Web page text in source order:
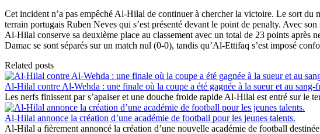
Cet incident n’a pas empêché Al-Hilal de continuer à chercher la victoire. Le sort du
terrain portugais Ruben Neves qui s’est présenté devant le point de penalty. Avec
Al-Hilal conserve sa deuxième place au classement avec un total de 23 points
Damac se sont séparés sur un match nul (0-0), tandis qu’Al-Ettifaq s’est imposé
Related posts
Al-Hilal contre Al-Wehda : une finale où la coupe a été gagnée à la sueur et au sang-
Les nerfs finissent par s’apaiser et une douche froide rapide Al-Hilal est entré sur le
Al-Hilal annonce la création d’une académie de football pour les jeunes talents.
Al-Hilal a fièrement annoncé la création d’une nouvelle académie de football